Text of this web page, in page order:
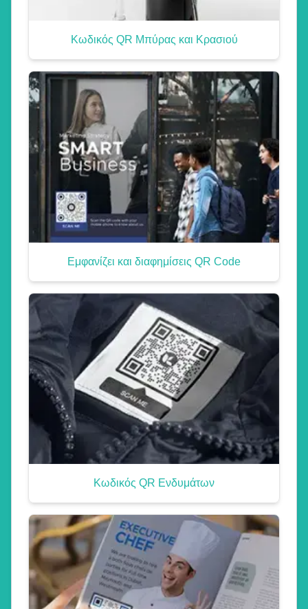
Κωδικός QR Μπύρας και Κρασιού
Εμφανίζει και διαφημίσεις QR Code
Κωδικός QR Ενδυμάτων